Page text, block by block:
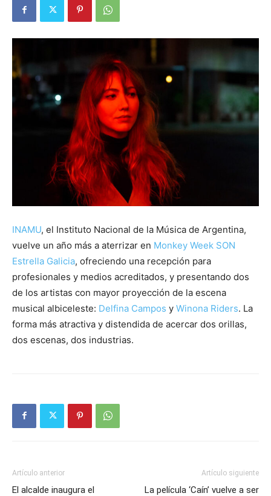
INAMU, el Instituto Nacional de la Música de Argentina,
vuelve un año más a aterrizar en Monkey Week SON
Estrella Galicia, ofreciendo una recepción para
profesionales y medios acreditados, y presentando dos
de los artistas con mayor proyección de la escena
musical albiceleste: Delfina Campos y Winona Riders. La
forma más atractiva y distendida de acercar dos orillas,
dos escenas, dos industrias.
Artículo anterior
El alcalde inaugura el
Artículo siguiente
La película ‘Caín’ vuelve a ser